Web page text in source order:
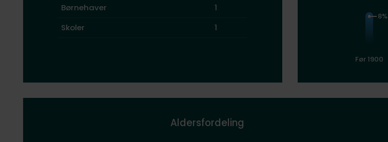
Børnehaver
1
Skoler
1
8%
Før 1900
Aldersfordeling